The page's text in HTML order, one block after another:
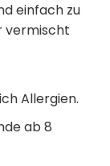
einfach zu
vermischt
Allergien.
ab 8